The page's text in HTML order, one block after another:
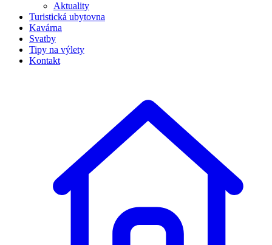
Aktuality
Turistická ubytovna
Kavárna
Svatby
Tipy na výlety
Kontakt